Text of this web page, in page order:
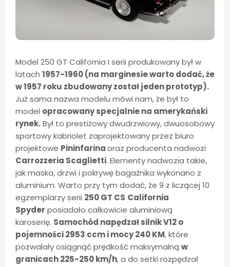
Model 250 GT California I serii produkowany był w
latach 1957-1960 (na marginesie warto dodać, że
w 1957 roku zbudowany został jeden prototyp).
Już sama nazwa modelu mówi nam, że był to
model opracowany specjalnie na amerykański
rynek.Był to prestiżowy dwudrzwiowy, dwuosobowy
sportowy kabriolet zaprojektowany przez biuro
projektowe Pininfarinaoraz producenta nadwozi
Carrozzeria Scaglietti. Elementy nadwozia takie,
jak maska, drzwi i pokrywę bagażnika wykonano z
aluminium. Warto przy tym dodać, że 9 z liczącej 10
egzemplarzy serii 250 GT CS California
Spyder posiadało całkowicie aluminiową
karoserię. Samochód napędzał silnik V12 o
pojemności 2953 ccm i mocy 240 KM, które
pozwalały osiągnąć prędkość maksymalną w
granicach 225-250 km/h, a do setki rozpędzał